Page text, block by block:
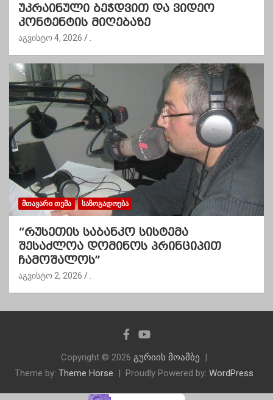
უკრაინული ბეჭდვით და ვიდეო
კონტენტის მიღებაზე
აგვისტო 4, 2026
ᲛᲗᲐᲕᲐᲠᲘ ᲗᲔᲛᲐ ᲡᲐᲖᲝᲒᲐᲓᲝᲔᲑᲐ
“რუსეთის საბანკო სისტემა
შესაძლოა დომინოს პრინციპით
ჩამოშალოს”
აგვისტო 2, 2026 .
Copyright © 2026 გურიის მოამბე
Theme by: Theme Horse Proudly Powered by: WordPress